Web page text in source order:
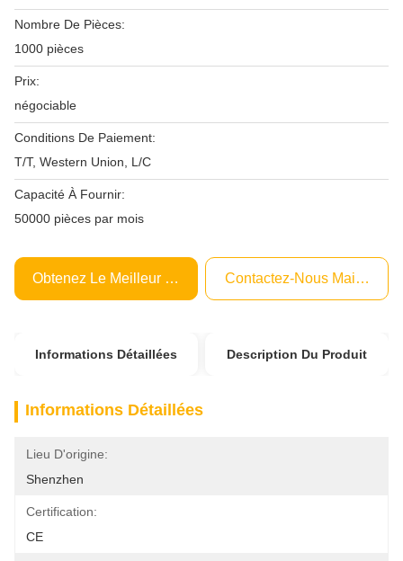
Nombre De Pièces:
1000 pièces
Prix:
négociable
Conditions De Paiement:
T/T, Western Union, L/C
Capacité À Fournir:
50000 pièces par mois
Obtenez Le Meilleur Prix Contactez-Nous Maintenant
Informations Détaillées Description Du Produit
Informations Détaillées
Lieu D'origine:
Shenzhen
Certification:
CE